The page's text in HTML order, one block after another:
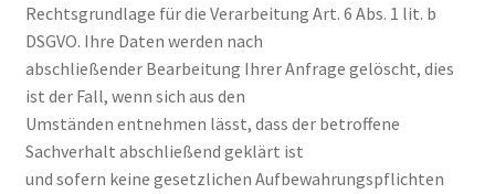
Rechtsgrundlage für die Verarbeitung Art. 6 Abs. 1 lit. b
DSGVO. Ihre Daten werden nach
abschließender Bearbeitung Ihrer Anfrage gelöscht, dies
ist der Fall, wenn sich aus den
Umständen entnehmen lässt, dass der betroffene
Sachverhalt abschließend geklärt ist
und sofern keine gesetzlichen Aufbewahrungspflichten